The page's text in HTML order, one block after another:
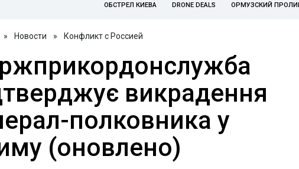
ОБСТРЕЛ КИЕВА DRONE DEALS ОРМУЗСКИЙ
» Новости » Конфликт с Россией
викрадення
полковника у
(оновлено)